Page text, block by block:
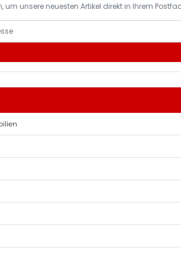
um unsere neuesten Artikel direkt in Ihrem